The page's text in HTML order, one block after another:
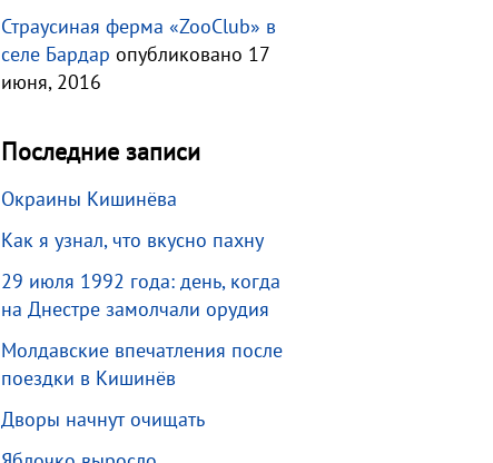
Страусиная ферма «ZooClub» в
селе Бардар опубликовано 17
июня, 2016
Последние записи
Окраины Кишинёва
Как я узнал, что вкусно пахну
29 июля 1992 года: день, когда
на Днестре замолчали орудия
Молдавские впечатления после
поездки в Кишинёв
Дворы начнут очищать